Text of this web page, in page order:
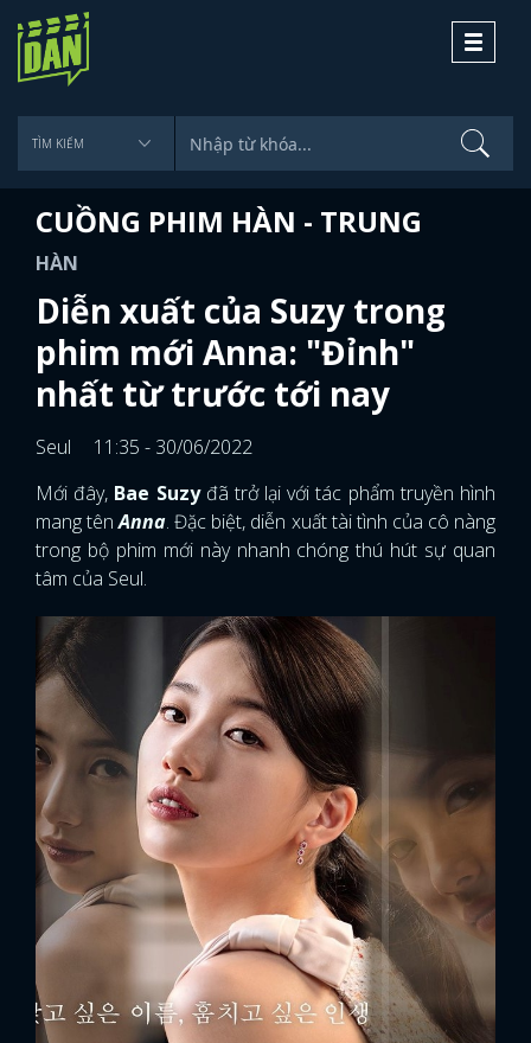
Toggle
CUỒNG PHIM HÀN - TRUNG
HÀN
Diễn xuất của Suzy trong
phim mới Anna: "Đỉnh"
nhất từ trước tới nay
Seul
11:35 - 30/06/2022
Mới đây, Bae Suzyđã trở lại với tác phẩm truyền hình
mang tênAnna. Đặc biệt, diễn xuất tài tình của cô nàng
trong bộ phim mới này nhanh chóng thú hút sự quan
tâm của Seul.